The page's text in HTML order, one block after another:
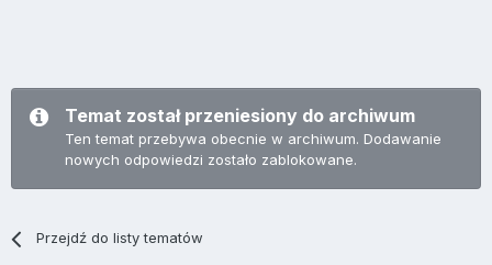
Temat został przeniesiony do archiwum
Ten temat przebywa obecnie w archiwum. Dodawanie
nowych odpowiedzi zostało zablokowane.
Przejdź do listy tematów